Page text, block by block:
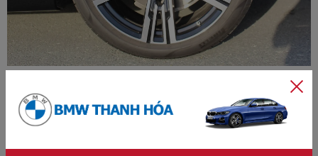
Thân xeBMW 735i M Sport 2023 có sự xuất hiện của đường
gân dập nổi chạy từ đèn pha xuống đèn hậu. Không còn những